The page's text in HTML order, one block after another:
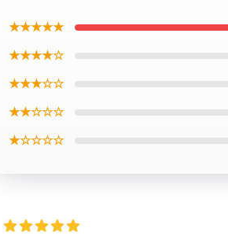
★★★★★
★★★★☆
★★★☆☆
★★☆☆☆
★☆☆☆☆